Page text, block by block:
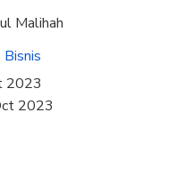
Malihah
2023
2023